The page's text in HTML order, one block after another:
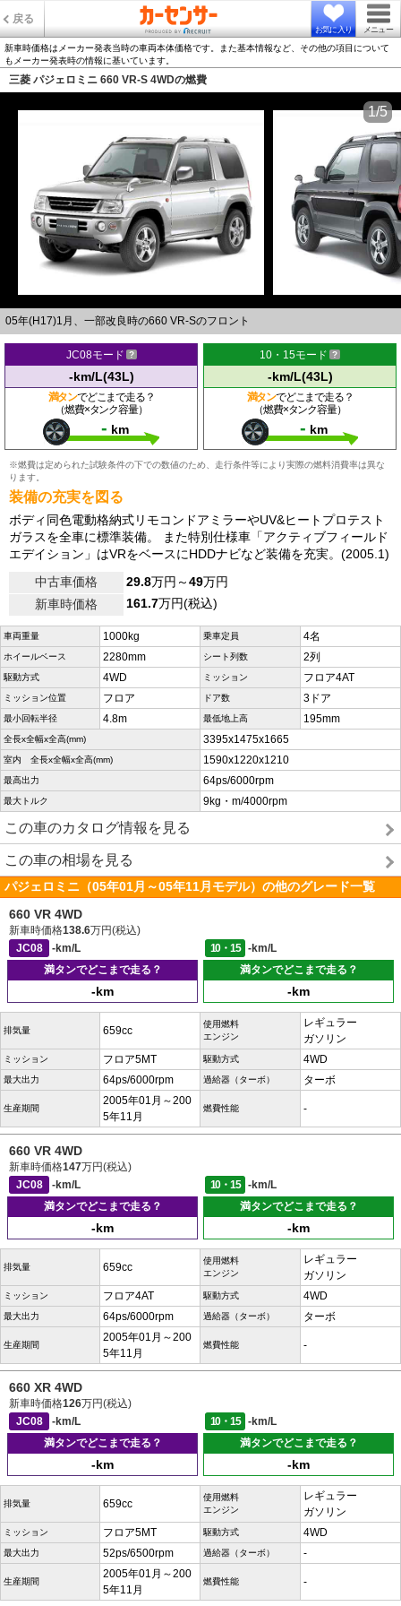
戻る
お気に入り メニュー
新車時価格はメーカー発表当時の車両本体価格です。また基本情報など、その他の項目について
もメーカー発表時の情報に基いています。
三菱 パジェロミニ 660 VR-S 4WDの燃費
05年(H17)1月、一部改良時の660 VR-Sのフロント
1/5
JC08モード
-km/L(43L)
満タンでどこまで走る？
（燃費×タンク容量）
- km
10・15モード
-km/L(43L)
満タンでどこまで走る？
（燃費×タンク容量）
- km
※燃費は定められた試験条件の下での数値のため、走行条件等により実際の燃料消費率は異な
ります。
装備の充実を図る
ボディ同色電動格納式リモコンドアミラーやUV&ヒートプロテスト
ガラスを全車に標準装備。 また特別仕様車「アクティブフィールド
エデイション」はVRをベースにHDDナビなど装備を充実。(2005.1)
中古車価格
29.8万円～49万円
新車時価格
161.7万円(税込)
車両重量 1000kg 乗車定員 4名
ホイールベース 2280mm シート列数 2列
駆動方式 4WD ミッション フロア4AT
ミッション位置 フロア ドア数 3ドア
最小回転半径 4.8m 最低地上高 195mm
全長x全幅x全高(mm) 3395x1475x1665
室内 全長x全幅x全高(mm) 1590x1220x1210
最高出力 64ps/6000rpm
最大トルク 9kg・m/4000rpm
この車のカタログ情報を見る
この車の相場を見る
パジェロミニ（05年01月～05年11月モデル）の他のグレード一覧
660 VR 4WD
新車時価格138.6万円(税込)
JC08
-km/L 10・15
-km/L
満タンでどこまで走る？
-km
満タンでどこまで走る？
-km
排気量 659cc
使用燃料
エンジン
レギュラー
ガソリン
ミッション フロア5MT 駆動方式 4WD
最大出力 64ps/6000rpm 過給器（ターボ） ターボ
生産期間
2005年01月～200
5年11月
燃費性能 -
660 VR 4WD
新車時価格147万円(税込)
JC08
-km/L 10・15
-km/L
満タンでどこまで走る？
-km
満タンでどこまで走る？
-km
排気量 659cc
使用燃料
エンジン
レギュラー
ガソリン
ミッション フロア4AT 駆動方式 4WD
最大出力 64ps/6000rpm 過給器（ターボ） ターボ
生産期間
2005年01月～200
5年11月
燃費性能 -
660 XR 4WD
新車時価格126万円(税込)
JC08
-km/L 10・15
-km/L
満タンでどこまで走る？
-km
満タンでどこまで走る？
-km
排気量 659cc
使用燃料
エンジン
レギュラー
ガソリン
ミッション フロア5MT 駆動方式 4WD
最大出力 52ps/6500rpm 過給器（ターボ） -
生産期間
2005年01月～200
5年11月
燃費性能 -